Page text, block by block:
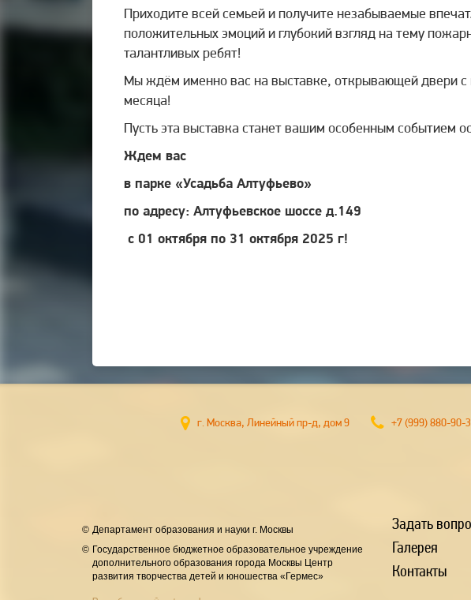
Приходите всей семьей и получите незабываемые
положительных эмоций и глубокий взгляд на тему
талантливых ребят!
Мы ждём именно вас на выставке, открывающей двери с
месяца!
Пусть эта выставка станет вашим особенным событием
Ждем вас
в парке «Усадьба Алтуфьево»
по адресу: Алтуфьевское шоссе д.149
с 01 октября по 31 октября 2025 г!
г. Москва, Линейный пр-д, дом 9 +7 (999) 880-
Департамент образования и науки г. Москвы
Государственное бюджетное образовательное учреждение
дополнительного образования города Москвы Центр
развития творчества детей и юношества «Гермес»
Задать
Галерея
Контакты